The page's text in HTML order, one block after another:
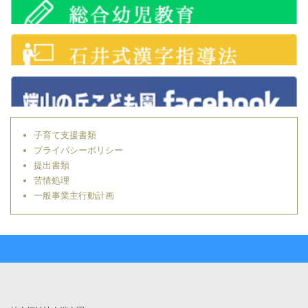
子育て支援書類
プライバシーポリシー
提出書類
苦情処理
一般事業主行動計画